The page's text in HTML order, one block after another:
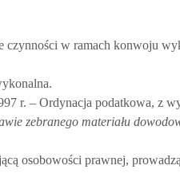
czynności w ramach konwoju
r. – Ordynacja podatkowa, z
zebranego materiału
osobowości prawnej,